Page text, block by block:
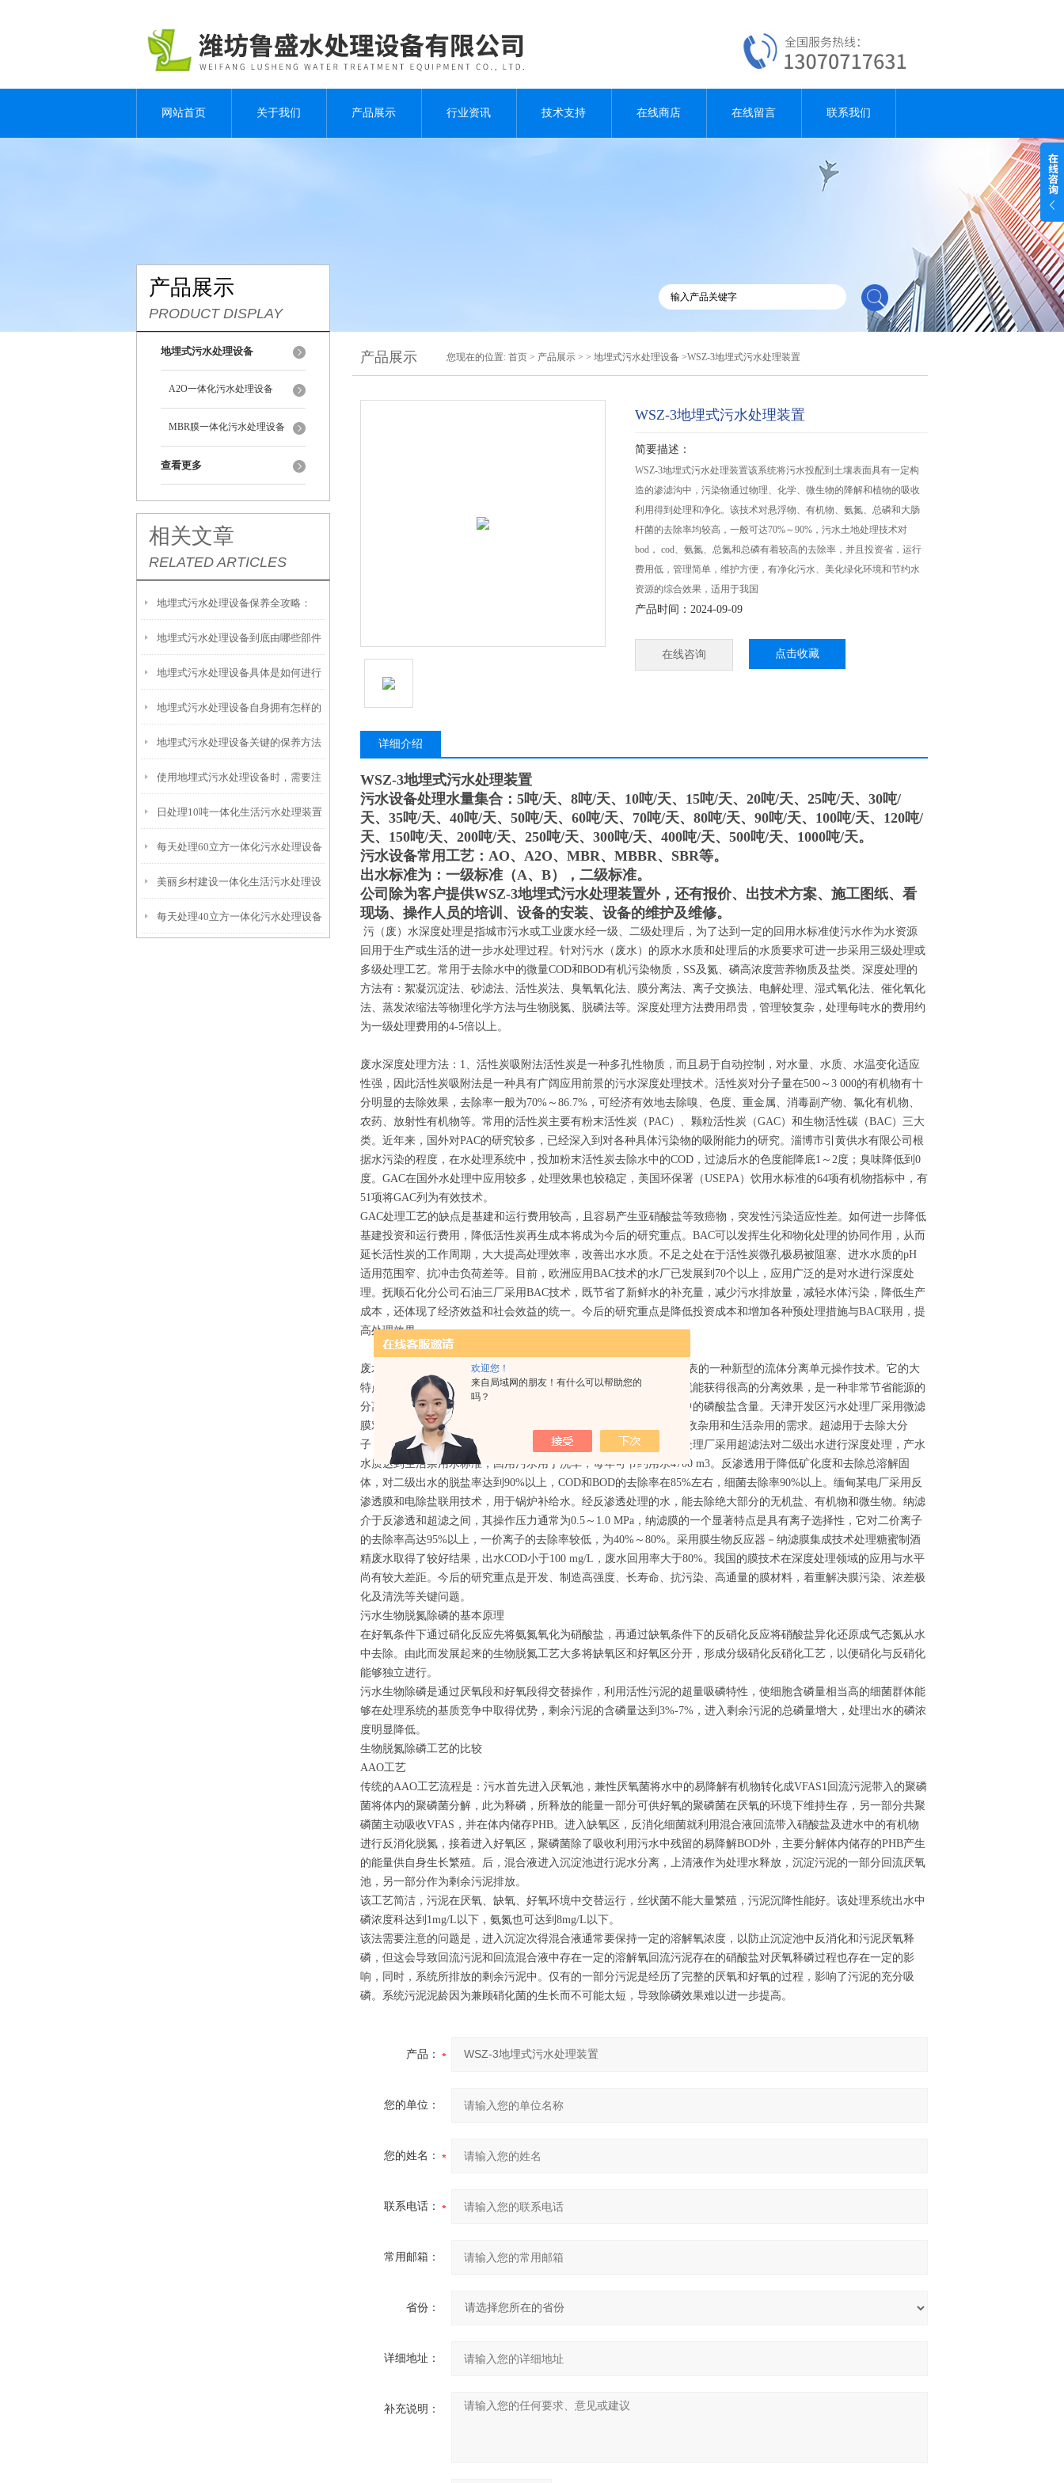
欢迎您！
来自局域网的朋友！有什么可以帮助您的
吗？
网站首页 关于我们 产品展示 行业资讯 技术支持 在线商店 在线留言 联系我们
产品展示
PRODUCT DISPLAY
地埋式污水处理设备
A2O一体化污水处理设备
MBR膜一体化污水处理设备
查看更多
相关文章
RELATED ARTICLES
地埋式污水处理设备保养全攻略：
让“地下卫士”持续高效运转
地埋式污水处理设备到底由哪些部件
撑起？核心结构一文拆解
地埋式污水处理设备具体是如何进行
安装的呢？
地埋式污水处理设备自身拥有怎样的
特点呢？
地埋式污水处理设备关键的保养方法
使用地埋式污水处理设备时，需要注
意以下事项
日处理10吨一体化生活污水处理装置
每天处理60立方一体化污水处理设备
美丽乡村建设一体化生活污水处理设
备
每天处理40立方一体化污水处理设备
产品展示 您现在的位置: 首页 > 产品展示 > > 地埋式污水处理设备 >WSZ-3地埋式污水处理装置
WSZ-3地埋式污水处理装置
简要描述：
WSZ-3地埋式污水处理装置该系统将污水投配到土壤表面具有一定构
造的渗滤沟中，污染物通过物理、化学、微生物的降解和植物的吸收
利用得到处理和净化。该技术对悬浮物、有机物、氨氮、总磷和大肠
杆菌的去除率均较高，一般可达70%～90%，污水土地处理技术对
bod， cod、氨氮、总氮和总磷有着较高的去除率，并且投资省，运行
费用低，管理简单，维护方便，有净化污水、美化绿化环境和节约水
资源的综合效果，适用于我国
产品时间：2024-09-09
在线咨询 点击收藏
详细介绍
WSZ-3地埋式污水处理装置
污水设备处理水量集合：5吨/天、8吨/天、10吨/天、15吨/天、20吨/天、25吨/天、30吨/
天、35吨/天、40吨/天、50吨/天、60吨/天、70吨/天、80吨/天、90吨/天、100吨/天、120吨/
天、150吨/天、200吨/天、250吨/天、300吨/天、400吨/天、500吨/天、1000吨/天。
污水设备常用工艺：AO、A2O、MBR、MBBR、SBR等。
出水标准为：一级标准（A、B），二级标准。
公司除为客户提供WSZ-3地埋式污水处理装置外，还有报价、出技术方案、施工图纸、看
现场、操作人员的培训、设备的安装、设备的维护及维修。
污（废）水深度处理是指城市污水或工业废水经一级、二级处理后，为了达到一定的回用水标准使污水作为水资源
回用于生产或生活的进一步水处理过程。针对污水（废水）的原水水质和处理后的水质要求可进一步采用三级处理或
多级处理工艺。常用于去除水中的微量COD和BOD有机污染物质，SS及氮、磷高浓度营养物质及盐类。深度处理的
方法有：絮凝沉淀法、砂滤法、活性炭法、臭氧氧化法、膜分离法、离子交换法、电解处理、湿式氧化法、催化氧化
法、蒸发浓缩法等物理化学方法与生物脱氮、脱磷法等。深度处理方法费用昂贵，管理较复杂，处理每吨水的费用约
为一级处理费用的4-5倍以上。
废水深度处理方法：1、活性炭吸附法活性炭是一种多孔性物质，而且易于自动控制，对水量、水质、水温变化适应
性强，因此活性炭吸附法是一种具有广阔应用前景的污水深度处理技术。活性炭对分子量在500～3 000的有机物有十
分明显的去除效果，去除率一般为70%～86.7%，可经济有效地去除嗅、色度、重金属、消毒副产物、氯化有机物、
农药、放射性有机物等。常用的活性炭主要有粉末活性炭（PAC）、颗粒活性炭（GAC）和生物活性碳（BAC）三大
类。近年来，国外对PAC的研究较多，已经深入到对各种具体污染物的吸附能力的研究。淄博市引黄供水有限公司根
据水污染的程度，在水处理系统中，投加粉末活性炭去除水中的COD，过滤后水的色度能降底1～2度；臭味降低到0
度。GAC在国外水处理中应用较多，处理效果也较稳定，美国环保署（USEPA）饮用水标准的64项有机物指标中，有
51项将GAC列为有效技术。
GAC处理工艺的缺点是基建和运行费用较高，且容易产生亚硝酸盐等致癌物，突发性污染适应性差。如何进一步降低
基建投资和运行费用，降低活性炭再生成本将成为今后的研究重点。BAC可以发挥生化和物化处理的协同作用，从而
延长活性炭的工作周期，大大提高处理效率，改善出水水质。不足之处在于活性炭微孔极易被阻塞、进水水质的pH
适用范围窄、抗冲击负荷差等。目前，欧洲应用BAC技术的水厂已发展到70个以上，应用广泛的是对水进行深度处
理。抚顺石化分公司石油三厂采用BAC技术，既节省了新鲜水的补充量，减少污水排放量，减轻水体污染，降低生产
成本，还体现了经济效益和社会效益的统一。今后的研究重点是降低投资成本和增加各种预处理措施与BAC联用，提
高处理效果。
废水深度处理方法：2、膜分离法膜分离技术是以高分子分离膜为代表的一种新型的流体分离单元操作技术。它的大
特点是分离过程中不伴随有相的变化，仅靠一定的压力作为驱动力就能获得很高的分离效果，是一种非常节省能源的
分离技术。微滤可以除去细菌、病毒和寄生生物等，还可以降低水中的磷酸盐含量。天津开发区污水处理厂采用微滤
膜对SBR二级出水进行深度处理, 满足了景观、冲洗路面和冲厕等市政杂用和生活杂用的需求。超滤用于去除大分
子，对二级出水的COD和BOD去除率大于50%。北京市高碑店污水处理厂采用超滤法对二级出水进行深度处理，产水
水质达到生活杂用水标准，回用污水用于洗车，每年可节约用水4700 m3。反渗透用于降低矿化度和去除总溶解固
体，对二级出水的脱盐率达到90%以上，COD和BOD的去除率在85%左右，细菌去除率90%以上。缅甸某电厂采用反
渗透膜和电除盐联用技术，用于锅炉补给水。经反渗透处理的水，能去除绝大部分的无机盐、有机物和微生物。纳滤
介于反渗透和超滤之间，其操作压力通常为0.5～1.0 MPa，纳滤膜的一个显著特点是具有离子选择性，它对二价离子
的去除率高达95%以上，一价离子的去除率较低，为40%～80%。采用膜生物反应器－纳滤膜集成技术处理糖蜜制酒
精废水取得了较好结果，出水COD小于100 mg/L，废水回用率大于80%。我国的膜技术在深度处理领域的应用与水平
尚有较大差距。今后的研究重点是开发、制造高强度、长寿命、抗污染、高通量的膜材料，着重解决膜污染、浓差极
化及清洗等关键问题。
污水生物脱氮除磷的基本原理
在好氧条件下通过硝化反应先将氨氮氧化为硝酸盐，再通过缺氧条件下的反硝化反应将硝酸盐异化还原成气态氮从水
中去除。由此而发展起来的生物脱氮工艺大多将缺氧区和好氧区分开，形成分级硝化反硝化工艺，以便硝化与反硝化
能够独立进行。
污水生物除磷是通过厌氧段和好氧段得交替操作，利用活性污泥的超量吸磷特性，使细胞含磷量相当高的细菌群体能
够在处理系统的基质竞争中取得优势，剩余污泥的含磷量达到3%-7%，进入剩余污泥的总磷量增大，处理出水的磷浓
度明显降低。
生物脱氮除磷工艺的比较
AAO工艺
传统的AAO工艺流程是：污水首先进入厌氧池，兼性厌氧菌将水中的易降解有机物转化成VFAS1回流污泥带入的聚磷
菌将体内的聚磷菌分解，此为释磷，所释放的能量一部分可供好氧的聚磷菌在厌氧的环境下维持生存，另一部分共聚
磷菌主动吸收VFAS，并在体内储存PHB。进入缺氧区，反消化细菌就利用混合液回流带入硝酸盐及进水中的有机物
进行反消化脱氮，接着进入好氧区，聚磷菌除了吸收利用污水中残留的易降解BOD外，主要分解体内储存的PHB产生
的能量供自身生长繁殖。后，混合液进入沉淀池进行泥水分离，上清液作为处理水释放，沉淀污泥的一部分回流厌氧
池，另一部分作为剩余污泥排放。
该工艺简洁，污泥在厌氧、缺氧、好氧环境中交替运行，丝状菌不能大量繁殖，污泥沉降性能好。该处理系统出水中
磷浓度科达到1mg/L以下，氨氮也可达到8mg/L以下。
该法需要注意的问题是，进入沉淀次得混合液通常要保持一定的溶解氧浓度，以防止沉淀池中反消化和污泥厌氧释
磷，但这会导致回流污泥和回流混合液中存在一定的溶解氧回流污泥存在的硝酸盐对厌氧释磷过程也存在一定的影
响，同时，系统所排放的剩余污泥中。仅有的一部分污泥是经历了完整的厌氧和好氧的过程，影响了污泥的充分吸
磷。系统污泥泥龄因为兼顾硝化菌的生长而不可能太短，导致除磷效果难以进一步提高。
产品：
您的单位：
您的姓名：
联系电话：
常用邮箱：
省份：
详细地址：
补充说明：